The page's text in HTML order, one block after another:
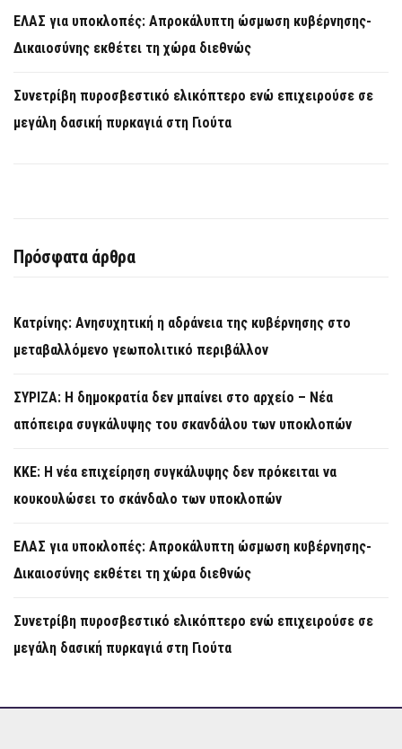
ΕΛΑΣ για υποκλοπές: Απροκάλυπτη ώσμωση κυβέρνησης-
Δικαιοσύνης εκθέτει τη χώρα διεθνώς
Συνετρίβη πυροσβεστικό ελικόπτερο ενώ επιχειρούσε σε
μεγάλη δασική πυρκαγιά στη Γιούτα
Πρόσφατα άρθρα
Κατρίνης: Ανησυχητική η αδράνεια της κυβέρνησης στο
μεταβαλλόμενο γεωπολιτικό περιβάλλον
ΣΥΡΙΖΑ: Η δημοκρατία δεν μπαίνει στο αρχείο – Νέα
απόπειρα συγκάλυψης του σκανδάλου των υποκλοπών
KKE: Η νέα επιχείρηση συγκάλυψης δεν πρόκειται να
κουκουλώσει το σκάνδαλο των υποκλοπών
ΕΛΑΣ για υποκλοπές: Απροκάλυπτη ώσμωση κυβέρνησης-
Δικαιοσύνης εκθέτει τη χώρα διεθνώς
Συνετρίβη πυροσβεστικό ελικόπτερο ενώ επιχειρούσε σε
μεγάλη δασική πυρκαγιά στη Γιούτα